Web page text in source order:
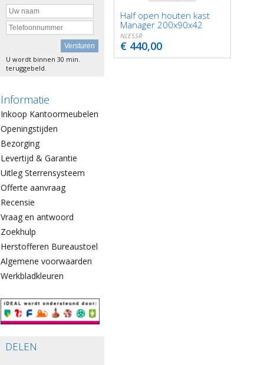
U wordt binnen 30 min.
teruggebeld.
Informatie
Inkoop Kantoormeubelen
Openingstijden
Bezorging
Levertijd & Garantie
Uitleg Sterrensysteem
Offerte aanvraag
Recensie
Vraag en antwoord
Zoekhulp
Herstofferen Bureaustoelen
Algemene voorwaarden
Werkbladkleuren
DELEN
Half open houten kast
Manager 200x90x42
NLESSR
€ 440,00